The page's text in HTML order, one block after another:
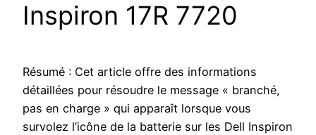
Inspiron 17R 7720
Résumé : Cet article offre des informations
détaillées pour résoudre le message « branché,
pas en charge » qui apparaît lorsque vous
survolez l’icône de la batterie sur les Dell Inspiron